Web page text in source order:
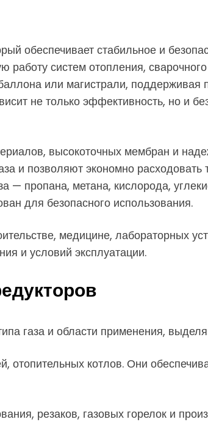
обеспечивает стабильное и
работу систем отопления,
или магистрали,
не только эффективность, но и
высокоточных мембран и
и позволяют экономно расходовать
пропана, метана, кислорода,
для безопасного использования.
медицине, лабораторных
и условий эксплуатации.
газа и области применения,
котлов. Они
резаков, газовых горелок и